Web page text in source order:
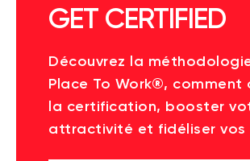
GET CERTIFIED
Découvrez la
Place To Work®, comment
la certification, booster
attractivité et fidéliser vos